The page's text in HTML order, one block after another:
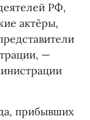
РФ,
актёры,
—
прибывших